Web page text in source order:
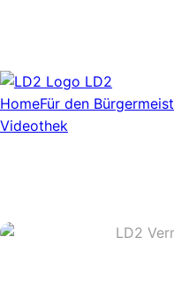
LD2
HomeFür den
Videothek